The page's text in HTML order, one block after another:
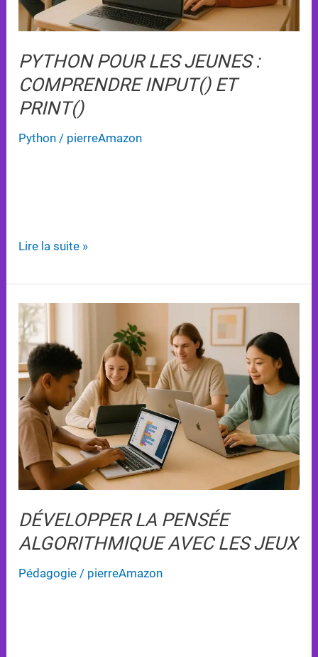
PYTHON POUR LES JEUNES :
COMPRENDRE INPUT() ET
PRINT()
Python / pierreAmazon
print()
Lire la suite »
DÉVELOPPER LA PENSÉE
ALGORITHMIQUE AVEC LES JEUX
Pédagogie / pierreAmazon
Développer
La
Pensée
Algorithmique
Avec
Les
Jeux